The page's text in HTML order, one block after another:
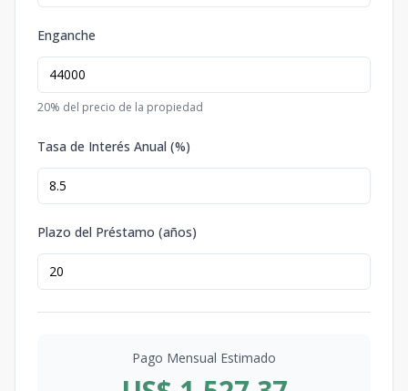
Enganche
20% del precio de la propiedad
Tasa de Interés Anual (%)
Plazo del Préstamo (años)
Pago Mensual Estimado